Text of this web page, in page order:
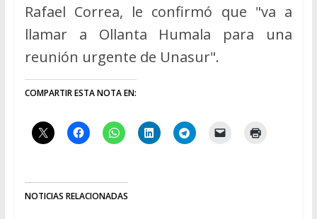
Rafael Correa, le confirmó que "va a
llamar a Ollanta Humala para una
reunión urgente de Unasur".
COMPARTIR ESTA NOTA EN:
NOTICIAS RELACIONADAS